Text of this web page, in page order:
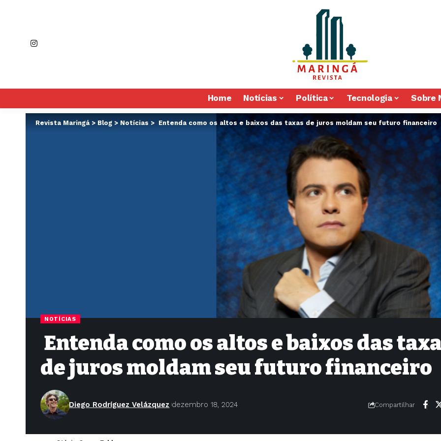
Home Notícias Política Tecnologia Sobre
Revista Maringá > Blog > Notícias > Entenda como os altos e baixos das taxas de juros moldam seu futuro financeiro
NOTÍCIAS
Entenda como os altos e baixos das
de juros moldam seu futuro financeiro
Diego Rodríguez Velázquez dezembro 18, 2024 Compartilhar